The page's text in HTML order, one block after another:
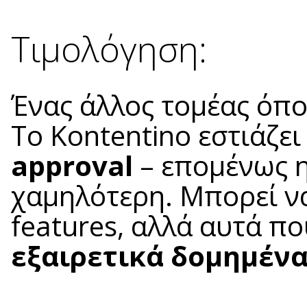
Τιμολόγηση:
Ένας άλλος τομέας
Το Kontentino
approval – επομένως
χαμηλότερη. Μπορεί
features, αλλά αυτά
εξαιρετικά